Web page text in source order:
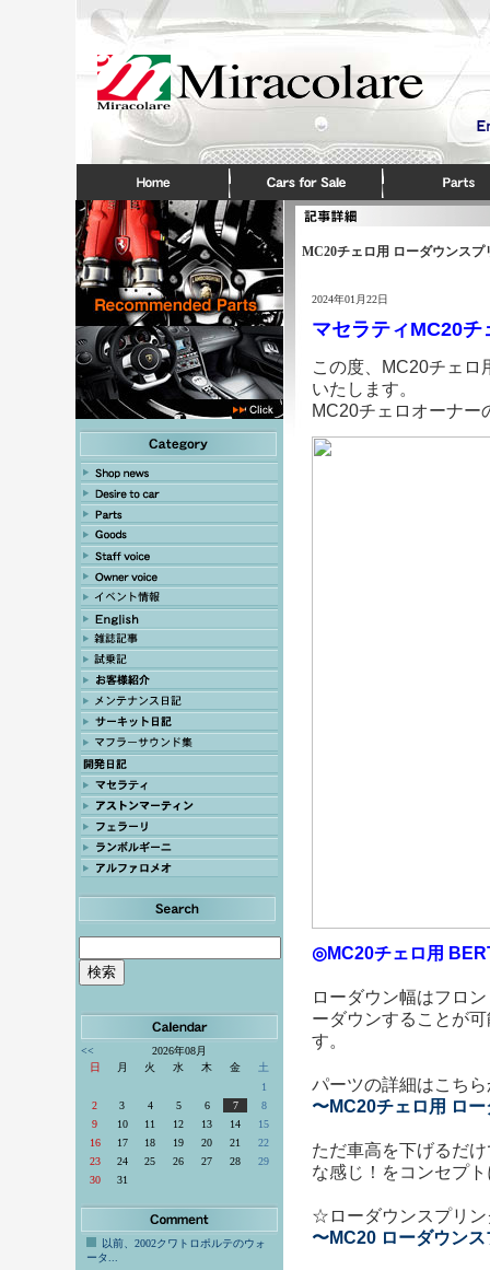
<<
2026年08月
日
月 火 水 木 金
土
1
2
3 4 5 6 7
8
9
10 11 12 13 14
15
16
17 18 19 20 21
22
23
24 25 26 27 28
29
30
31
以前、2002クワトロポルテのウォ
ータ...
MC20チェロ用 ローダウンス
2024年01月22日
マセラティMC20
この度、MC20チェロ
いたします。
MC20チェロオーナー
◎MC20チェロ用
ローダウン幅はフロ
ーダウンすることが
す。
パーツの詳細はこち
〜MC20チェロ用 ロ
ただ車高を下げるだ
な感じ！をコンセプ
☆ローダウンスプリン
〜MC20 ローダウン